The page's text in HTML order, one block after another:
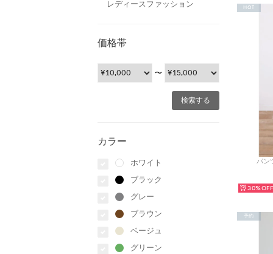
レディースファッション
価格帯
〜
カラー
ホワイト
ブラック
グレー
ブラウン
ベージュ
グリーン
パン
HOT
30%
予約